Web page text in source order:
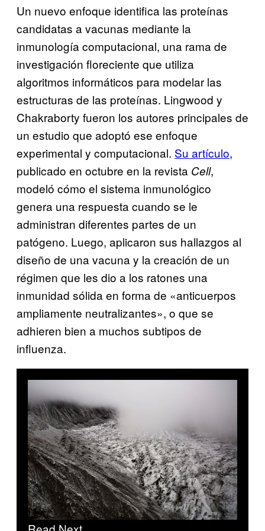
Un nuevo enfoque identifica las proteínas
candidatas a vacunas mediante la
inmunología computacional, una rama de
investigación floreciente que utiliza
algoritmos informáticos para modelar las
estructuras de las proteínas. Lingwood y
Chakraborty fueron los autores principales de
un estudio que adoptó ese enfoque
experimental y computacional. Su artículo,
publicado en octubre en la revista Cell,
modeló cómo el sistema inmunológico
genera una respuesta cuando se le
administran diferentes partes de un
patógeno. Luego, aplicaron sus hallazgos al
diseño de una vacuna y la creación de un
régimen que les dio a los ratones una
inmunidad sólida en forma de «anticuerpos
ampliamente neutralizantes», o que se
adhieren bien a muchos subtipos de
influenza.